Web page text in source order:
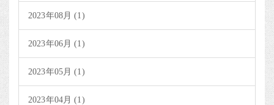
2023年08月 (1)
2023年06月 (1)
2023年05月 (1)
2023年04月 (1)